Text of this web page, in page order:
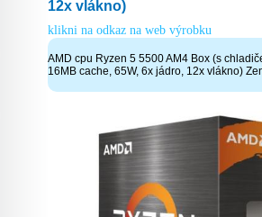
12x vlákno)
klikni na odkaz na web výrobku
AMD cpu Ryzen 5 5500 AM4 Box (s
16MB cache, 65W, 6x jádro, 12x vlákno)